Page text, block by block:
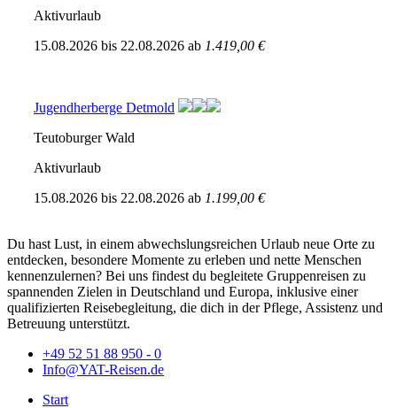
Aktivurlaub
15.08.2026 bis 22.08.2026 ab 1.419,00 €
Jugendherberge Detmold
Teutoburger Wald
Aktivurlaub
15.08.2026 bis 22.08.2026 ab 1.199,00 €
Du hast Lust, in einem abwechslungsreichen Urlaub neue Orte zu
entdecken, besondere Momente zu erleben und nette Menschen
kennenzulernen? Bei uns findest du begleitete Gruppenreisen zu
spannenden Zielen in Deutschland und Europa, inklusive einer
qualifizierten Reisebegleitung, die dich in der Pflege, Assistenz und
Betreuung unterstützt.
+49 52 51 88 950 - 0
Info@YAT-Reisen.de
Start